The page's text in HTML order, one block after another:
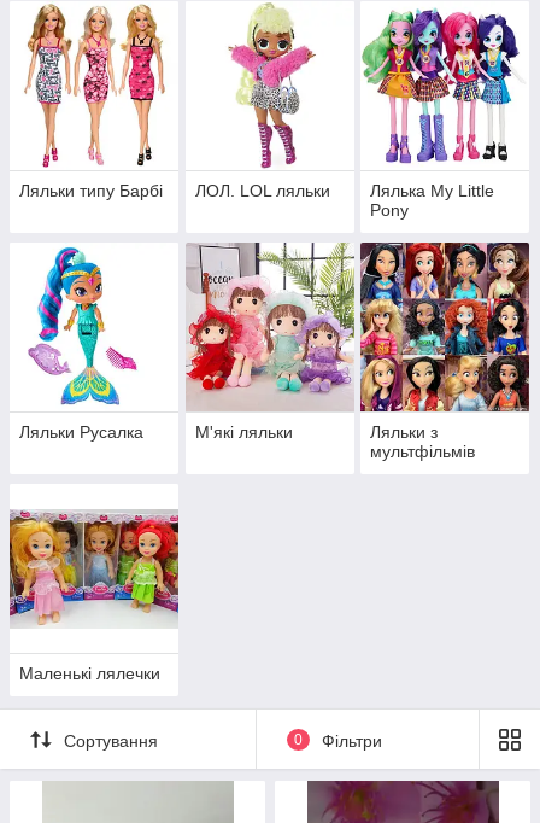
Ляльки типу Барбі ЛОЛ. LOL ляльки
Лялька My Little
Pony
Ляльки Русалка М'які ляльки
Ляльки з
мультфільмів
Маленькі лялечки
Сортування 0 Фільтри